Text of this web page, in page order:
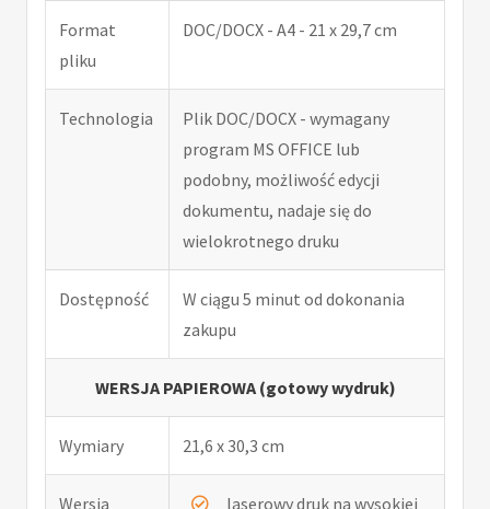
Format
pliku
DOC/DOCX - A4 - 21 x 29,7 cm
Technologia
Plik DOC/DOCX - wymagany
program MS OFFICE lub
podobny, możliwość edycji
dokumentu, nadaje się do
wielokrotnego druku
Dostępność
W ciągu 5 minut od dokonania
zakupu
WERSJA PAPIEROWA (gotowy wydruk)
Wymiary 21,6 x 30,3 cm
Wersja laserowy druk na wysokiej